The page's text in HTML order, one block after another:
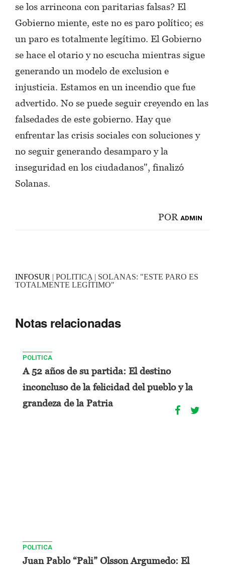
se los arrincona con paritarias falsas? El
Gobierno miente, este no es paro político; es
un paro es totalmente legítimo. El Gobierno
se hace el otario y no escucha mientras sigue
generando un modelo de exclusion e
injusticia. Estamos en un incendio que fue
advertido. No se puede seguir creyendo en las
falsedades de este gobierno. Hay que
enfrentar las crisis sociales con soluciones y
no seguir generando desamparo y la
inseguridad en los ciudadanos", finalizó
Solanas.
POR ADMIN
INFOSUR | POLITICA | SOLANAS: "ESTE PARO ES
TOTALMENTE LEGÍTIMO"
Notas relacionadas
POLITICA
A 52 años de su partida: El destino
inconcluso de la felicidad del pueblo y la
grandeza de la Patria
POLITICA
Juan Pablo “Pali” Olsson Argumedo: El